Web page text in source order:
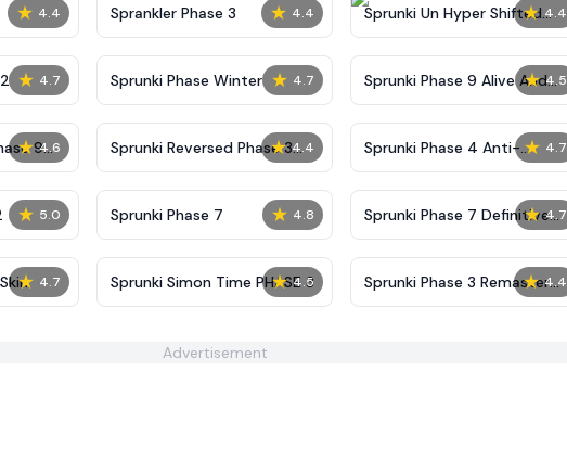
★ 4.4 ★ 4.4
Sprankler Phase 3 ★ 4.4
Sprunki Un Hyper Shifted
Phase 4
★ 4.7 ★ 4.7
Sprunki Phase Winter ★ 4.5
Sprunki Phase 9 Alive And
Malediction
★ 4.6
9
★ 4.4
Sprunki Reversed Phase 3
Definitive
★ 4.7
Sprunki Phase 4 Anti-
Shifted
★ 5.0 ★ 4.8
Sprunki Phase 7 ★ 4.7
Sprunki Phase 7 Definitive
(Fanmade)
★ 4.7 ★ 4.5
Sprunki Simon Time PHASE 3 ★ 4.4
Sprunki Phase 3 Remaster
But More Sprunkified
Advertisement